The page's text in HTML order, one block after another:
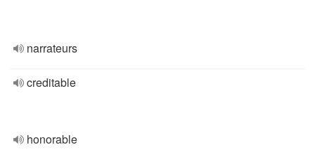
narrateurs
creditable
honorable